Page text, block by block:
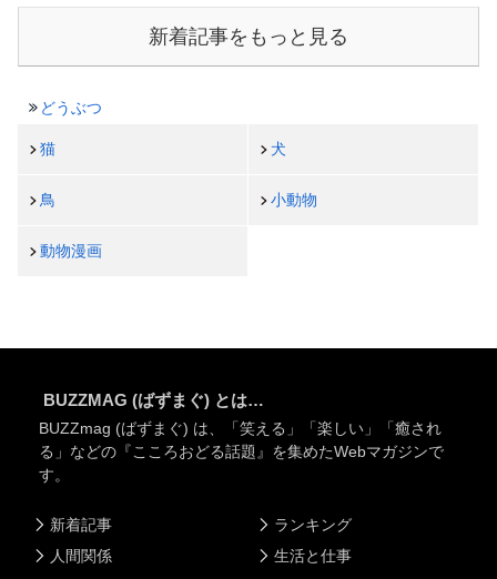
新着記事をもっと見る
どうぶつ
猫 犬
鳥 小動物
動物漫画
BUZZMAG (ばずまぐ) とは…
BUZZmag (ばずまぐ) は、「笑える」「楽しい」「癒され
る」などの『こころおどる話題』を集めたWebマガジンで
す。
新着記事
人間関係
ランキング
生活と仕事